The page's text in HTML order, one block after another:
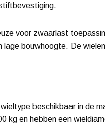
voor zwaarlast
bouwhoogte. De
beschikbaar in de
kg en hebben een